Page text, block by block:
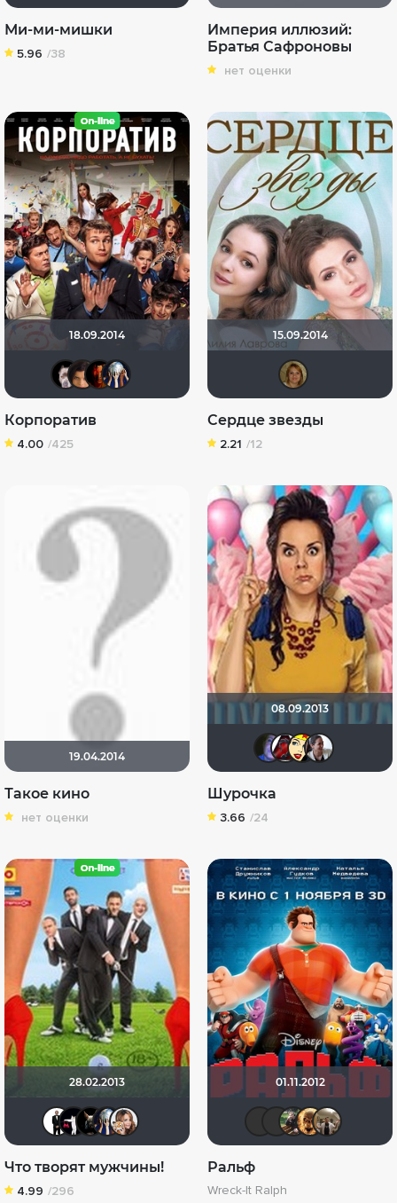
Ми-ми-мишки
5.96 /38
Империя иллюзий:
Братья Сафроновы
нет оценки
18.09.2014
Диян Кръстев
Корпоратив
4.00 /425
15.09.2014
Сердце звезды
2.21 /12
19.04.2014
Такое кино
нет оценки
08.09.2013
Шурочка
3.66 /24
28.02.2013
islan Диян Кръстев
id202773479
Что творят мужчины!
4.99 /296
01.11.2012
chaos-
Ральф
Wreck-It Ralph